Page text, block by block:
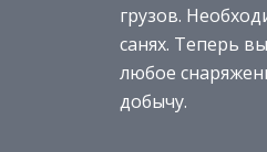
грузов.
санях. Теперь
любое
добычу.